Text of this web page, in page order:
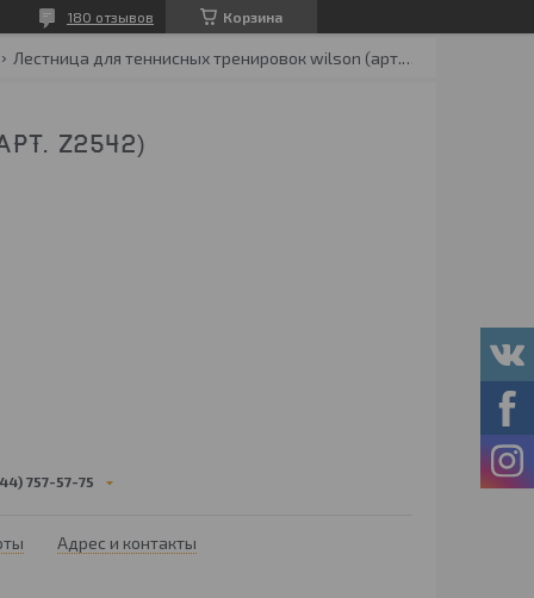
Корзина
180 отзывов
Лестница для теннисных тренировок wilson (арт. z2542)
Z2542)
757-57-75
Адрес и контакты